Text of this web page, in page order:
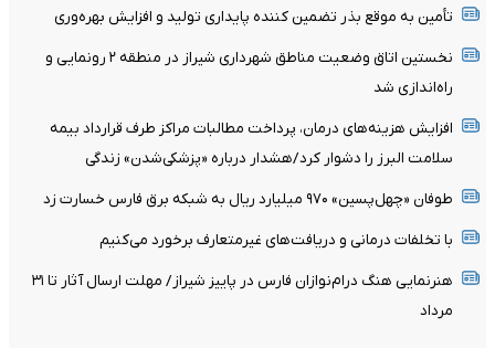
تأمین به موقع بذر تضمین کننده پایداری تولید و افزایش بهره‌وری
نخستین اتاق وضعیت مناطق شهرداری شیراز در منطقه ۲ رونمایی و
راه‌اندازی شد
افزایش هزینه‌های درمان، پرداخت مطالبات مراکز طرف قرارداد بیمه
سلامت البرز را دشوار کرد/هشدار درباره «پزشکی‌شدن» زندگی
​طوفان «چهل‌پسین» ۹۷۰ میلیارد ریال به شبکه برق فارس خسارت زد
با تخلفات درمانی و دریافت‌های غیرمتعارف برخورد می‌کنیم
هنرنمایی هنگ درام‌نوازان فارس در پاییز شیراز/ مهلت ارسال آثار تا ۳۱
مرداد